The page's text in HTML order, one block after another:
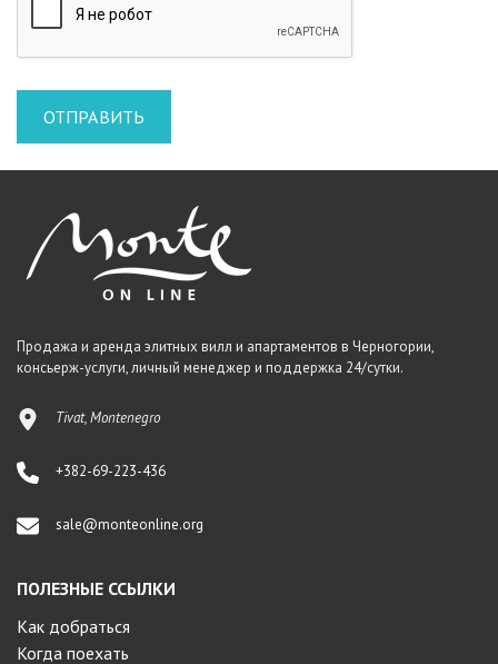
Продажа и аренда элитных вилл и апартаментов в Черногории,
консьерж-услуги, личный менеджер и поддержка 24/сутки.
Tivat, Montenegro
+382-69-223-436
sale@monteonline.org
ПОЛЕЗНЫЕ ССЫЛКИ
Как добраться
Когда поехать